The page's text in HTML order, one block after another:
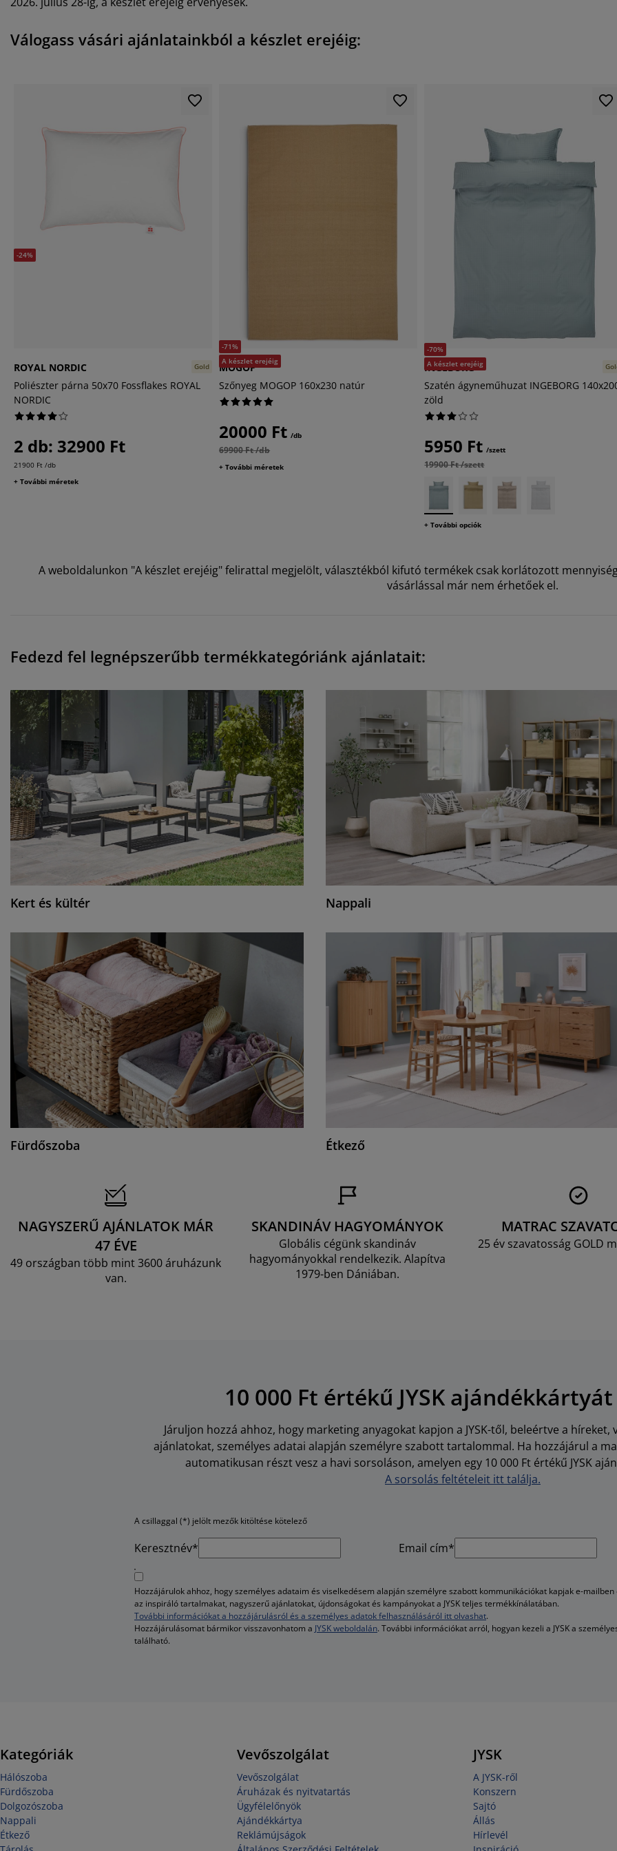
Válogass vásári ajánlatainkból a készlet erejéig:
-24%
Gold
ROYAL NORDIC
Poliészter párna 50x70 Fossflakes ROYAL
NORDIC
2 db: 32900 Ft
21900 Ft /db
+ További méretek
-71%
A készlet erejéig
MOGOP
Szőnyeg MOGOP 160x230 natúr
20000 Ft /db
69900 Ft /db
+ További méretek
-70%
A készlet erejéig
INGEBORG
Szatén ágyneműhuzat INGEBORG
zöld
5950 Ft /szett
19900 Ft /szett
+ További opciók
A weboldalunkon "A készlet erejéig" felirattal megjelölt, választékból kifutó termékek csak korlátozott
vásárlással már nem érhetőek el.
Fedezd fel legnépszerűbb termékkategóriánk ajánlatait:
Kert és kültér Nappali
Fürdőszoba Étkező
NAGYSZERŰ AJÁNLATOK MÁR
47 ÉVE
49 országban több mint 3600 áruházunk
van.
SKANDINÁV HAGYOMÁNYOK
Globális cégünk skandináv
hagyományokkal rendelkezik. Alapítva
1979-ben Dániában.
MATRAC
25 év szavatosság GOLD
10 000 Ft értékű JYSK
Járuljon hozzá ahhoz, hogy marketing anyagokat kapjon a JYSK-től, beleértve a
ajánlatokat, személyes adatai alapján személyre szabott tartalommal. Ha hozzájárul a
automatikusan részt vesz a havi sorsoláson, amelyen egy 10 000 Ft értékű JYSK
A sorsolás feltételeit itt találja.
A csillaggal (*) jelölt mezők kitöltése kötelező
Keresztnév* Email cím*
Hozzájárulok ahhoz, hogy személyes adataim és viselkedésem alapján személyre szabott kommunikációkat kapjak e-
az inspiráló tartalmakat, nagyszerű ajánlatokat, újdonságokat és kampányokat a JYSK teljes termékkínálatában.
További információkat a hozzájárulásról és a személyes adatok felhasználásáról itt olvashat.
Hozzájárulásomat bármikor visszavonhatom a JYSK weboldalán. További információkat arról, hogyan kezeli a JYSK a
található.
Kategóriák
Hálószoba
Fürdőszoba
Dolgozószoba
Nappali
Étkező
Vevőszolgálat
Vevőszolgálat
Áruházak és nyitvatartás
Ügyfélelőnyök
Ajándékkártya
Reklámújságok
JYSK
A JYSK-ről
Konszern
Sajtó
Állás
Hírlevél